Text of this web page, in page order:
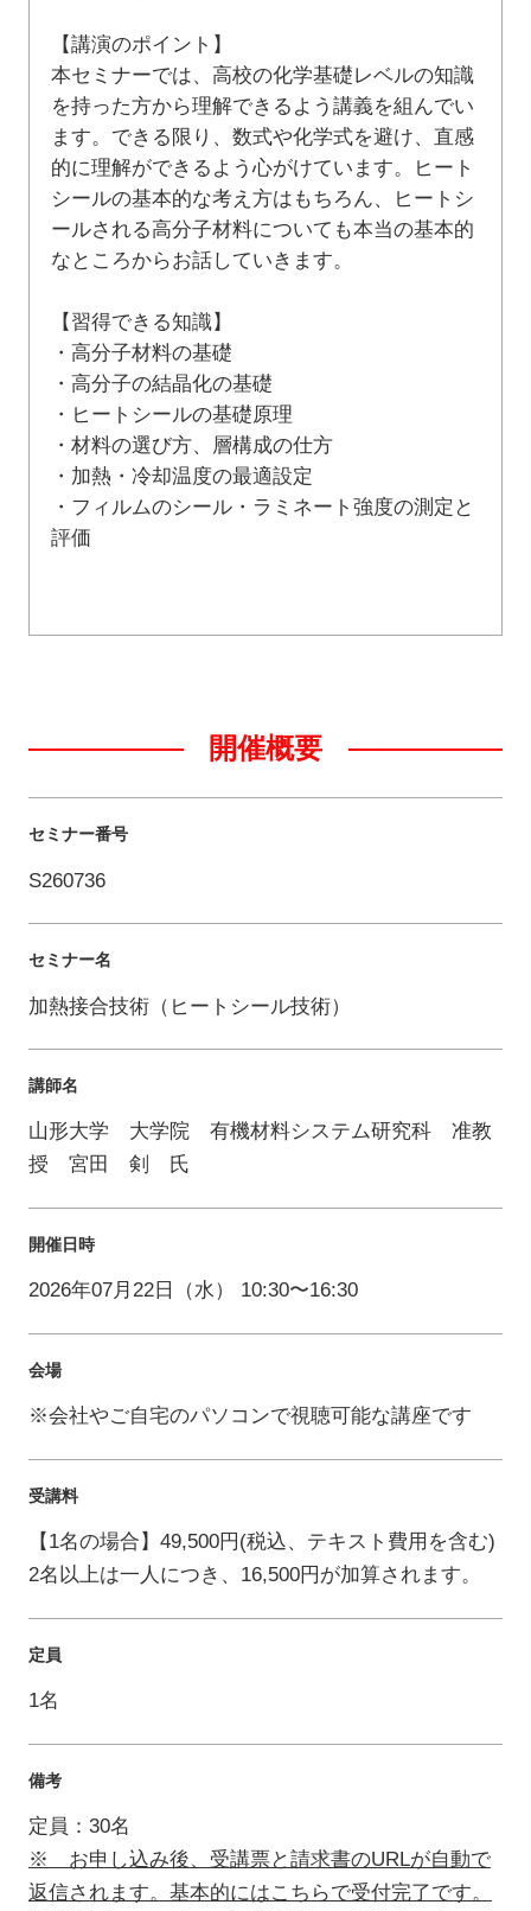
【講演のポイント】
本セミナーでは、高校の化学基礎レベルの知識
を持った方から理解できるよう講義を組んでい
ます。できる限り、数式や化学式を避け、直感
的に理解ができるよう心がけています。ヒート
シールの基本的な考え方はもちろん、ヒートシ
ールされる高分子材料についても本当の基本的
なところからお話していきます。
【習得できる知識】
・高分子材料の基礎
・高分子の結晶化の基礎
・ヒートシールの基礎原理
・材料の選び方、層構成の仕方
・加熱・冷却温度の最適設定
・フィルムのシール・ラミネート強度の測定と
評価
開催概要
セミナー番号
S260736
セミナー名
加熱接合技術（ヒートシール技術）
講師名
山形大学 大学院 有機材料システム研究科 准教
授 宮田 剣 氏
開催日時
2026年07月22日（水） 10:30〜16:30
会場
※会社やご自宅のパソコンで視聴可能な講座です
受講料
【1名の場合】49,500円(税込、テキスト費用を含む)
2名以上は一人につき、16,500円が加算されます。
定員
1名
備考
定員：30名
※ お申し込み後、受講票と請求書のURLが自動で
返信されます。基本的にはこちらで受付完了です。